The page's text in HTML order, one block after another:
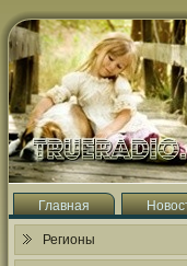
Главная
Регионы